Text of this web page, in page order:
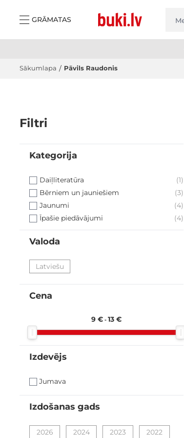
GRĀMATAS
Sākumlapa / Pāvils Raudonis
Filtri
Kategorija
Daiļliteratūra
(1)
Bērniem un jauniešiem
(3)
Jaunumi
(4)
Īpašie piedāvājumi
(4)
Valoda
Latviešu
Cena
9 € - 13 €
Izdevējs
Jumava
Izdošanas gads
2026
2024 2023 2022